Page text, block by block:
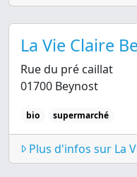
La Vie Claire
Rue du pré caillat
01700 Beynost
bio supermarché
Plus d'infos sur La